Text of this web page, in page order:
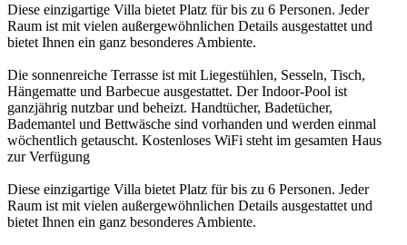
Diese einzigartige Villa bietet Platz für bis zu 6 Personen. Jeder
Raum ist mit vielen außergewöhnlichen Details ausgestattet und
bietet Ihnen ein ganz besonderes Ambiente.
Die sonnenreiche Terrasse ist mit Liegestühlen, Sesseln, Tisch,
Hängematte und Barbecue ausgestattet. Der Indoor-Pool ist
ganzjährig nutzbar und beheizt. Handtücher, Badetücher,
Bademantel und Bettwäsche sind vorhanden und werden einmal
wöchentlich getauscht. Kostenloses WiFi steht im gesamten Haus
zur Verfügung
Diese einzigartige Villa bietet Platz für bis zu 6 Personen. Jeder
Raum ist mit vielen außergewöhnlichen Details ausgestattet und
bietet Ihnen ein ganz besonderes Ambiente.